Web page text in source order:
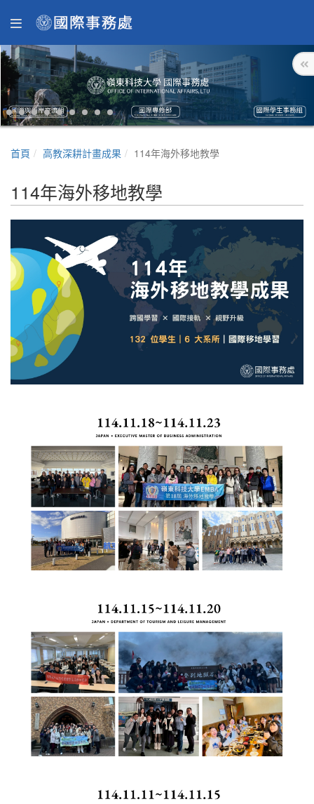
首頁 高教深耕計畫成果 114年海外移地教學
114年海外移地教學